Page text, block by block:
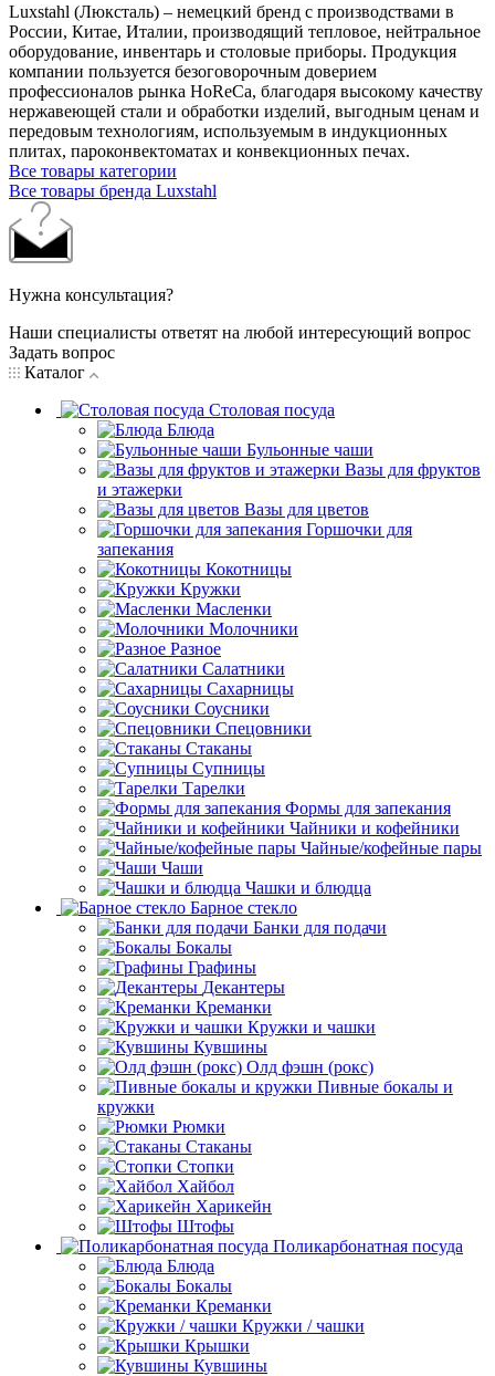
Luxstahl (Люксталь) – немецкий бренд с производствами в
России, Китае, Италии, производящий тепловое, нейтральное
оборудование, инвентарь и столовые приборы. Продукция
компании пользуется безоговорочным доверием
профессионалов рынка HoReCa, благодаря высокому качеству
нержавеющей стали и обработки изделий, выгодным ценам и
передовым технологиям, используемым в индукционных
плитах, пароконвектоматах и конвекционных печах.
Все товары категории
Все товары бренда Luxstahl
Нужна консультация?
Наши специалисты ответят на любой интересующий вопрос
Задать вопрос
Каталог
Столовая посуда
Блюда
Бульонные чаши
Вазы для фруктов
и этажерки
Вазы для цветов
Горшочки для
запекания
Кокотницы
Кружки
Масленки
Молочники
Разное
Салатники
Сахарницы
Соусники
Спецовники
Стаканы
Супницы
Тарелки
Формы для запекания
Чайники и кофейники
Чайные/кофейные пары
Чаши
Чашки и блюдца
Барное стекло
Банки для подачи
Бокалы
Графины
Декантеры
Креманки
Кружки и чашки
Кувшины
Олд фэшн (рокс)
Пивные бокалы и
кружки
Рюмки
Стаканы
Стопки
Хайбол
Харикейн
Штофы
Поликарбонатная посуда
Блюда
Бокалы
Креманки
Кружки / чашки
Крышки
Кувшины